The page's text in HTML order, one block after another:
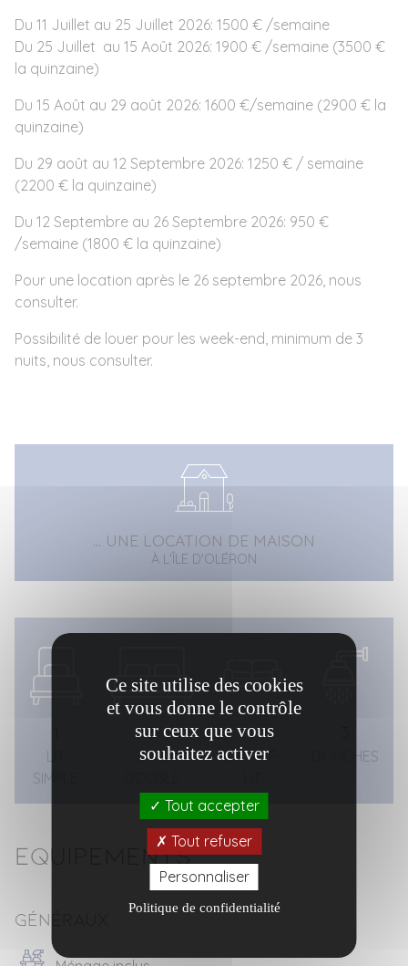
Du 11 Juillet au 25 Juillet 2026: 1500 € /semaine
Du 25 Juillet au 15 Août 2026: 1900 € /semaine (3500 €
la quinzaine)
Du 15 Août au 29 août 2026: 1600 €/semaine (2900 € la
quinzaine)
Du 29 août au 12 Septembre 2026: 1250 € / semaine
(2200 € la quinzaine)
Du 12 Septembre au 26 Septembre 2026: 950 €
/semaine (1800 € la quinzaine)
Pour une location après le 26 septembre 2026, nous
consulter.
Possibilité de louer pour les week-end, minimum de 3
nuits, nous consulter.
... UNE LOCATION DE MAISON
À L'ÎLE D'OLÉRON
LIT
SIMPLE
3
LITS
1
CANAPÉ-
DOUCHES
Equipements
Généraux
Ce site utilise des cookies
et vous donne le contrôle
sur ceux que vous
souhaitez activer
Tout accepter
Tout refuser
Personnaliser
Politique de confidentialité